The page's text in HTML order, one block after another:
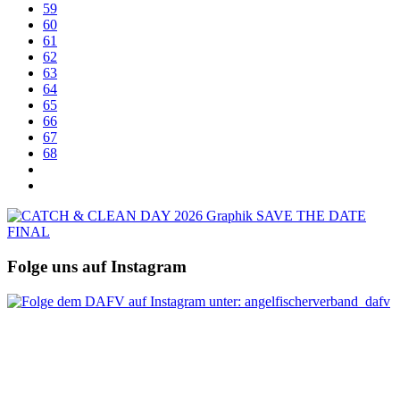
59
60
61
62
63
64
65
66
67
68
Folge uns auf Instagram